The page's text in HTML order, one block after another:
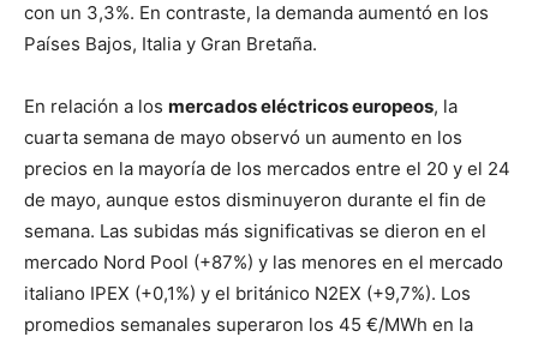
con un 3,3%. En contraste, la demanda aumentó en los
Países Bajos, Italia y Gran Bretaña.
En relación a los mercados eléctricos europeos, la
cuarta semana de mayo observó un aumento en los
precios en la mayoría de los mercados entre el 20 y el 24
de mayo, aunque estos disminuyeron durante el fin de
semana. Las subidas más significativas se dieron en el
mercado Nord Pool (+87%) y las menores en el mercado
italiano IPEX (+0,1%) y el británico N2EX (+9,7%). Los
promedios semanales superaron los 45 €/MWh en la